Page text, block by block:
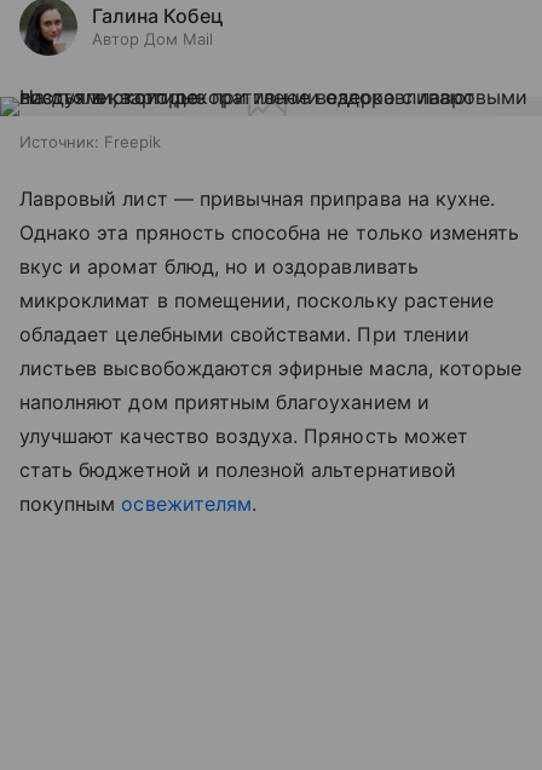
Галина Кобец
Автор Дом Mail
Источник: Freepik
Лавровый лист — привычная приправа на кухне.
Однако эта пряность способна не только изменять
вкус и аромат блюд, но и оздоравливать
микроклимат в помещении, поскольку растение
обладает целебными свойствами. При тлении
листьев высвобождаются эфирные масла, которые
наполняют дом приятным благоуханием и
улучшают качество воздуха. Пряность может
стать бюджетной и полезной альтернативой
покупным освежителям.